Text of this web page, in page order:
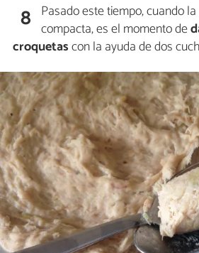
8 Pasado este tiempo, cuando
compacta, es el momento de
croquetascon la ayuda de dos